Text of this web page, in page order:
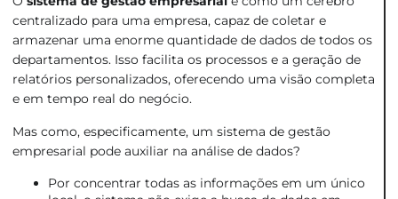
centralizado para uma empresa, capaz de coletar e
armazenar uma enorme quantidade de dados de todos os
departamentos. Isso facilita os processos e a geração de
relatórios personalizados, oferecendo uma visão completa
e em tempo real do negócio.
Mas como, especificamente, um sistema de gestão
empresarial pode auxiliar na análise de dados?
Por concentrar todas as informações em um único